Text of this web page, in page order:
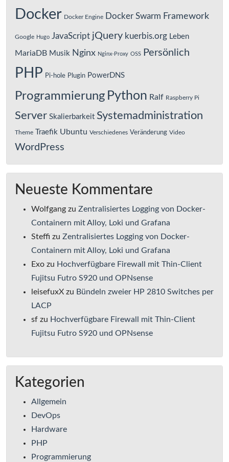
Docker Docker Engine Docker Swarm Framework
Google Hugo JavaScript jQuery kuerbis.org Leben
MariaDB Musik Nginx Nginx-Proxy OSS Persönlich
PHP Pi-hole Plugin PowerDNS
Programmierung Python Ralf Raspberry Pi
Server Skalierbarkeit Systemadministration
Theme Traefik Ubuntu Verschiedenes Veränderung Video
WordPress
Neueste Kommentare
Wolfgang zu Zentralisiertes Logging von Docker-
Containern mit Alloy, Loki und Grafana
Steffi zu Zentralisiertes Logging von Docker-
Containern mit Alloy, Loki und Grafana
Exo zu Hochverfügbare Firewall mit Thin-Client
Fujitsu Futro S920 und OPNsense
leisefuxX zu Bündeln zweier HP 2810 Switches per
LACP
sf zu Hochverfügbare Firewall mit Thin-Client
Fujitsu Futro S920 und OPNsense
Kategorien
Allgemein
DevOps
Hardware
PHP
Programmierung